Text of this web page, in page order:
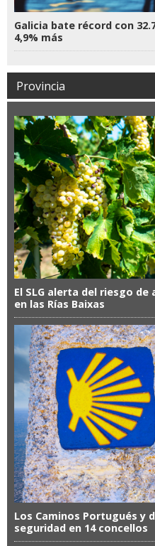
Galicia bate récord con
4,9% más
Provincia
El SLG alerta del riesgo
en las Rías Baixas
Los Caminos Portugués y
seguridad en 14 concellos